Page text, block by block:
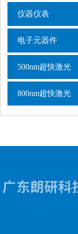
仪器仪表
电子元器件
500nm超快激光
800nm超快激光